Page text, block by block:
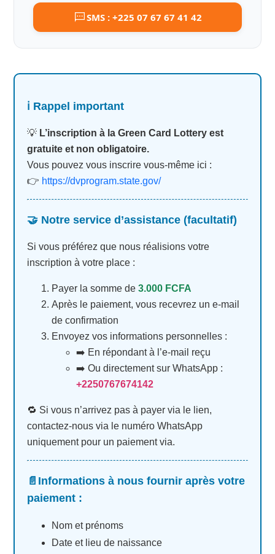
SMS : +225 07 67 67 41 42
ℹ️ Rappel important
💡 L’inscription à la Green Card Lottery est
gratuite et non obligatoire.
Vous pouvez vous inscrire vous-même ici :
👉 https://dvprogram.state.gov/
🤝 Notre service d’assistance (facultatif)
Si vous préférez que nous réalisions votre
inscription à votre place :
Payer la somme de 3.000 FCFA
Après le paiement, vous recevrez un e-mail
de confirmation
Envoyez vos informations personnelles :
➡️ En répondant à l’e-mail reçu
➡️ Ou directement sur WhatsApp :
+2250767674142
🔁 Si vous n’arrivez pas à payer via le lien,
contactez-nous via le numéro WhatsApp
uniquement pour un paiement via.
📄Informations à nous fournir après votre
paiement :
Nom et prénoms
Date et lieu de naissance